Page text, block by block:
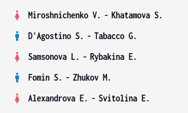
Miroshnichenko V. - Khatamova S.
D'Agostino S. - Tabacco G.
Samsonova L. - Rybakina E.
Fomin S. - Zhukov M.
Alexandrova E. - Svitolina E.